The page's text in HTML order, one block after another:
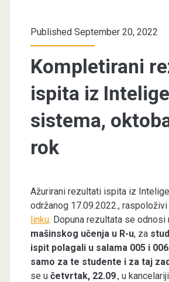
Published September 20, 2022
Kompletirani
ispita iz
sistema,
rok
Ažurirani rezultati ispita iz
održanog 17.09.2022., raspoloživi
linku. Dopuna rezultata se odnosi
mašinskog učenja u R-u, za
ispit polagali u salama 005 i 006
samo za te studente i za taj
se u četvrtak, 22.09., u kancelariji